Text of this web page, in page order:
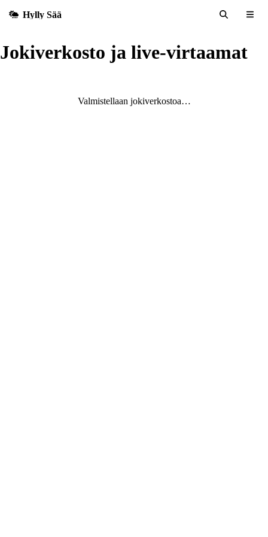
Hylly Sää
Jokiverkosto ja live-virtaamat
Valmistellaan jokiverkostoa…